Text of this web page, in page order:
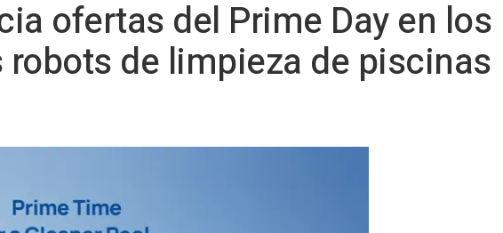
ofertas del Prime Day en los
de limpieza de piscinas